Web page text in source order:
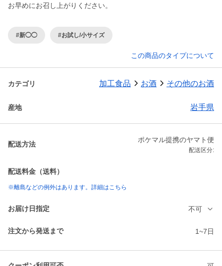
お早めにお召し上がりください。
#新◯◯ #お試し/小サイズ
この商品のタイプについて
カテゴリ 加工食品 お酒 その他のお酒
産地 岩手県
配送方法
ポケマル提携のヤマト便
配送区分:
配送料金（送料）
※離島などの例外はあります。詳細はこちら
お届け日指定 不可
注文から発送まで 1~7日